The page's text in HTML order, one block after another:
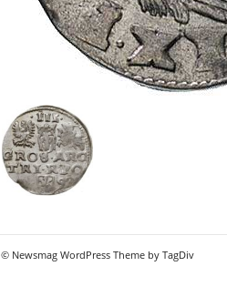
© Newsmag WordPress Theme by TagDiv